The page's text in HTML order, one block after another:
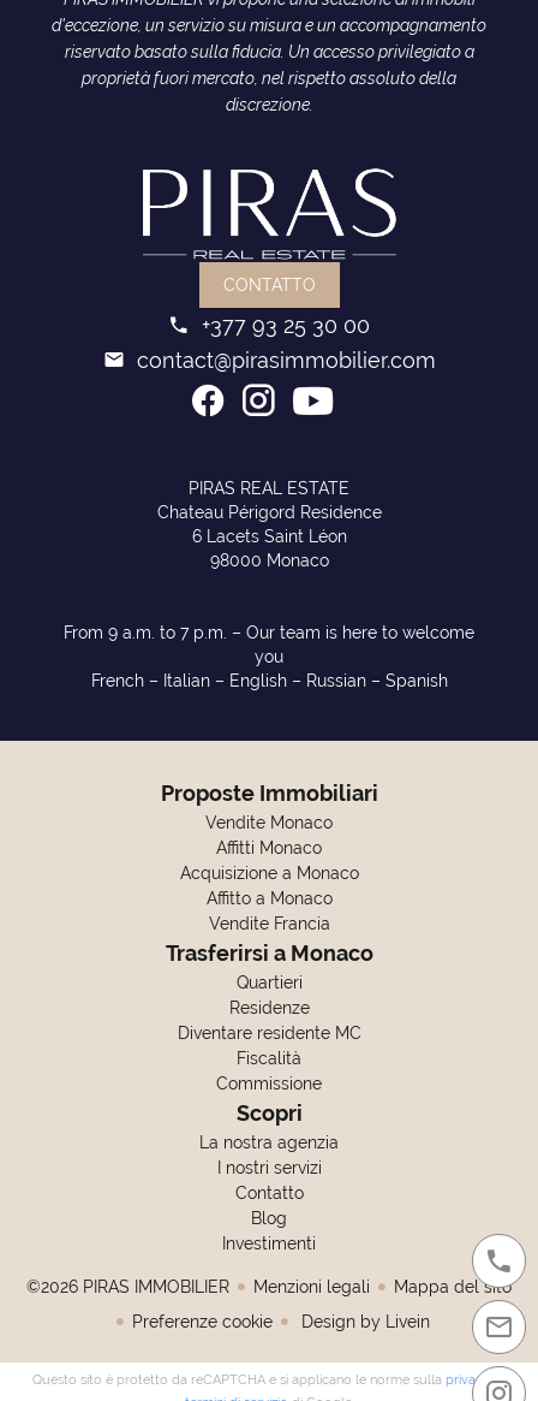
d'eccezione, un servizio su misura e un accompagnamento
riservato basato sulla fiducia. Un accesso privilegiato a
proprietà fuori mercato, nel rispetto assoluto della
discrezione.
CONTATTO
+377 93 25 30 00
contact@pirasimmobilier.com
PIRAS REAL ESTATE
Chateau Périgord Residence
6 Lacets Saint Léon
98000 Monaco
From 9 a.m. to 7 p.m. – Our team is here to welcome
you
French – Italian – English – Russian – Spanish
Proposte Immobiliari
Vendite Monaco
Affitti Monaco
Acquisizione a Monaco
Affitto a Monaco
Vendite Francia
Trasferirsi a Monaco
Quartieri
Residenze
Diventare residente MC
Fiscalità
Commissione
Scopri
La nostra agenzia
I nostri servizi
Contatto
Blog
Investimenti
©2026 PIRAS IMMOBILIER Menzioni legali
Mappa del sito
Preferenze cookie
Design by Livein
Questo sito è protetto da reCAPTCHA e si applicano le norme sulla privacye i